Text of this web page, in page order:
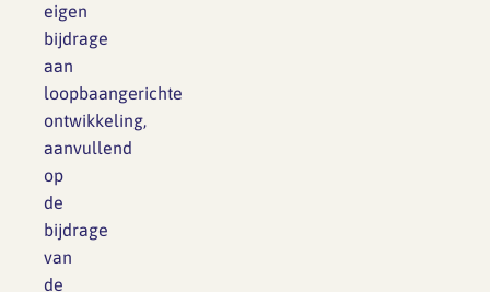
eigen
bijdrage
aan
loopbaangerichte
ontwikkeling,
aanvullend
op
de
bijdrage
van
de